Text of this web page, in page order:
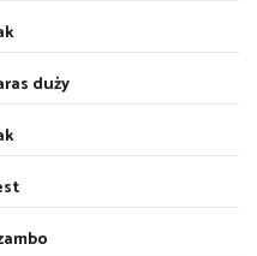
duży